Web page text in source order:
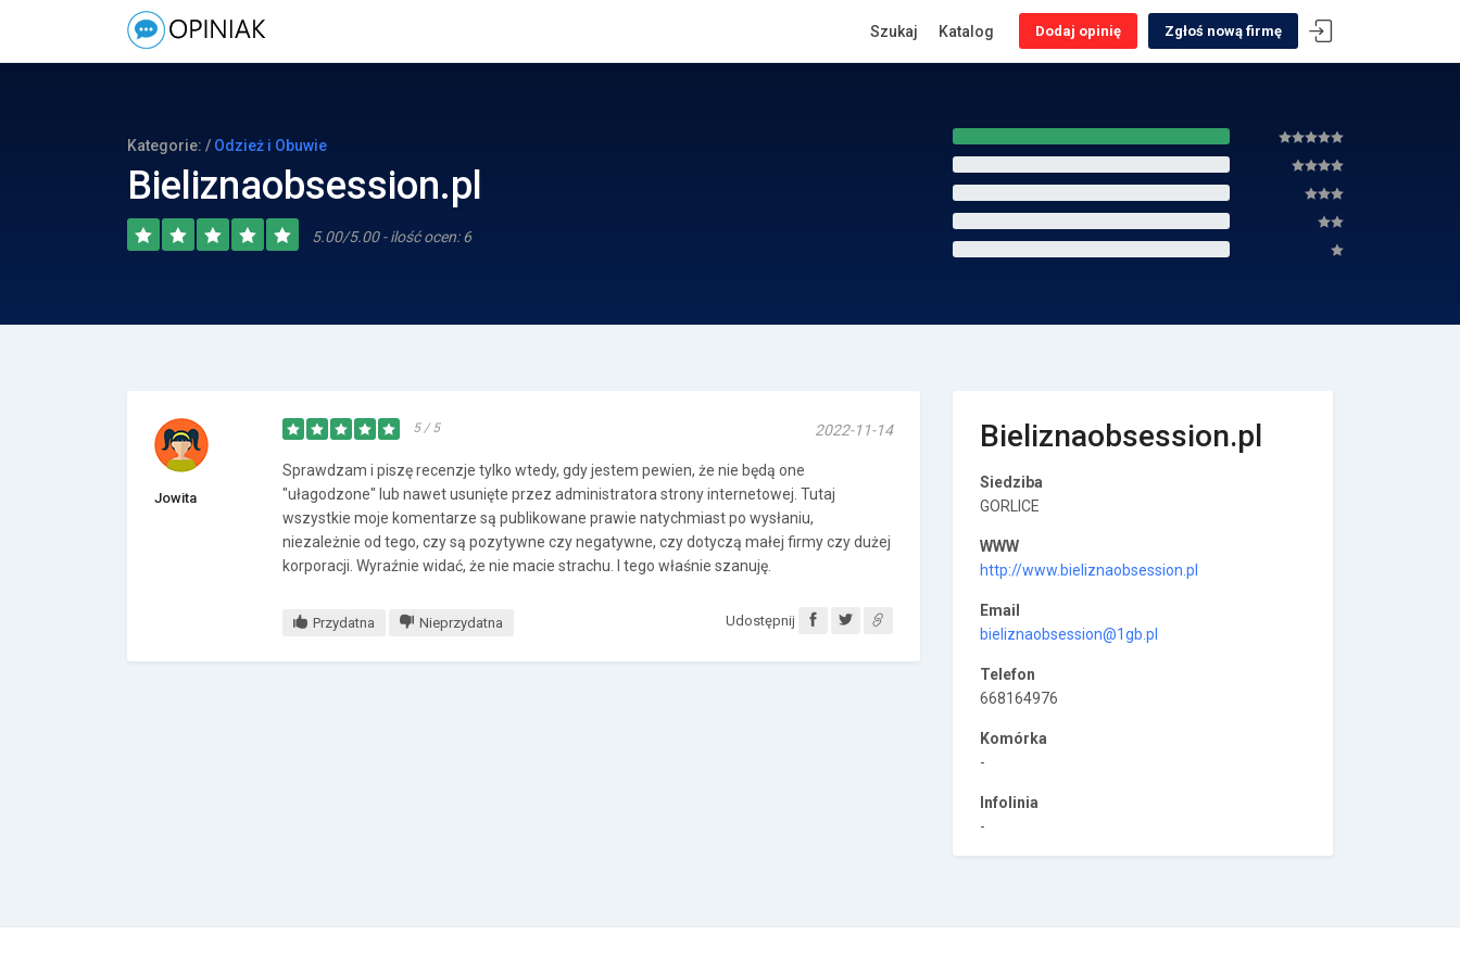
Kategorie: / Odzież i Obuwie
Bieliznaobsession.pl
5.00/5.00 - ilość ocen: 6
Jowita
5 / 5 2022-11-14
Sprawdzam i piszę recenzje tylko wtedy, gdy jestem pewien, że nie będą one
"ułagodzone" lub nawet usunięte przez administratora strony internetowej. Tutaj
wszystkie moje komentarze są publikowane prawie natychmiast po wysłaniu,
niezależnie od tego, czy są pozytywne czy negatywne, czy dotyczą małej firmy czy dużej
korporacji. Wyraźnie widać, że nie macie strachu. I tego właśnie szanuję.
Przydatna Nieprzydatna Udostępnij
Bieliznaobsession.pl
Siedziba
GORLICE
WWW
http://www.bieliznaobsession.pl
Email
bieliznaobsession@1gb.pl
Telefon
668164976
Komórka
-
Infolinia
-
Dodaj opinię Zgłoś nową firmę
Szukaj Katalog